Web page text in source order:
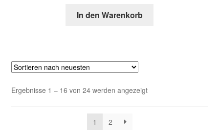
In den Warenkorb
Ergebnisse 1 – 16 von 24 werden angezeigtNach
1 2